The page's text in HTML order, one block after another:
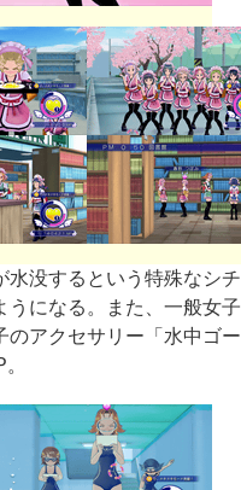
没するという特殊なシチ
うになる。また、一般女子
のアクセサリー「水中ゴー